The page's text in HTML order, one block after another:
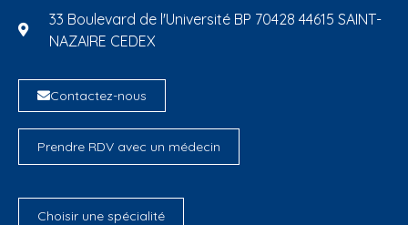
33 Boulevard de l'Université BP 70428 44615 SAINT-
NAZAIRE CEDEX
Contactez-nous
Prendre RDV avec un médecin
Choisir une spécialité